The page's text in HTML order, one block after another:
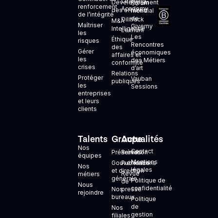
renforcement
de l’intégrité
Maîtriser
les
risques
Gérer
les
crises
Protéger
les
entreprises
et leurs
clients
Développement
des affaires
M&A
Intelligence
Éthique
des
affaires et
conformité
Relations
publiques
Academy
Dilitrack
Lexhunt
Forum
mondial
de
Giverny
Les
Rencontres
économiques
des Métiers
d’art
Vauban
Sessions
Talents
Nos
équipes
Nos
métiers
Nous
rejoindre
Groupe
Présentation
Gouvernance
et direction
générale
Nos
bureaux
Nos
filiales
Actualités
Brèves
Publications
Revue
de
presse
+
Contact
Mentions
légales
Politique de
confidentialité
Politique
de
gestion